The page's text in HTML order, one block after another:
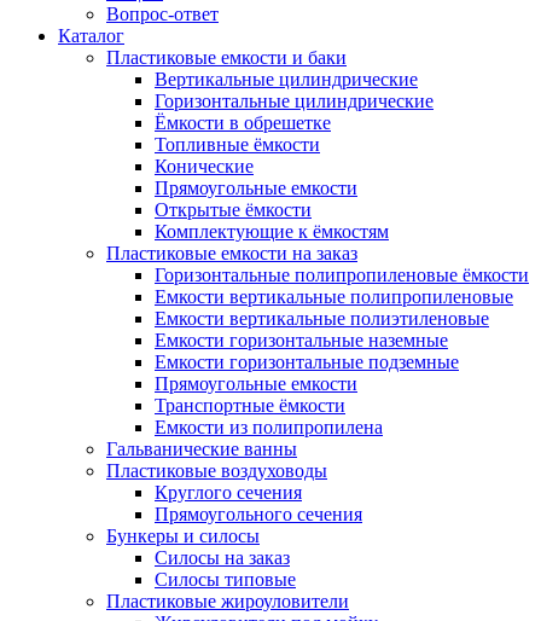
Вопрос-ответ
Каталог
Пластиковые емкости и баки
Вертикальные цилиндрические
Горизонтальные цилиндрические
Ёмкости в обрешетке
Топливные ёмкости
Конические
Прямоугольные емкости
Открытые ёмкости
Комплектующие к ёмкостям
Пластиковые емкости на заказ
Горизонтальные полипропиленовые ёмкости
Емкости вертикальные полипропиленовые
Емкости вертикальные полиэтиленовые
Емкости горизонтальные наземные
Емкости горизонтальные подземные
Прямоугольные емкости
Транспортные ёмкости
Емкости из полипропилена
Гальванические ванны
Пластиковые воздуховоды
Круглого сечения
Прямоугольного сечения
Бункеры и силосы
Силосы на заказ
Силосы типовые
Пластиковые жироуловители